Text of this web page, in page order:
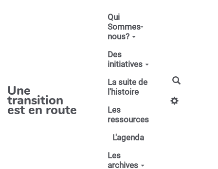
Une
transition
est en route
Qui
Sommes-
nous?
Des
initiatives
La suite de
l'histoire
Les
ressources
L'agenda
Les
archives